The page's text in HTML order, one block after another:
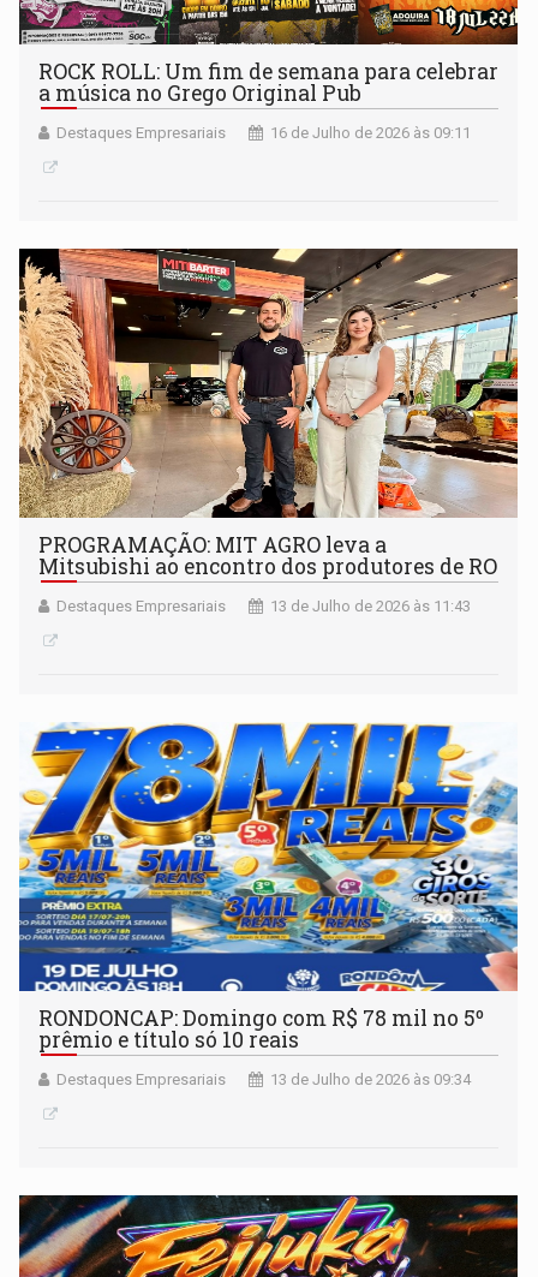
ROCK ROLL: Um fim de semana para celebrar
a música no Grego Original Pub
Destaques Empresariais 16 de Julho de 2026 às 09:11
PROGRAMAÇÃO: MIT AGRO leva a
Mitsubishi ao encontro dos produtores de RO
Destaques Empresariais 13 de Julho de 2026 às 11:43
RONDONCAP: Domingo com R$ 78 mil no 5º
prêmio e título só 10 reais
Destaques Empresariais 13 de Julho de 2026 às 09:34